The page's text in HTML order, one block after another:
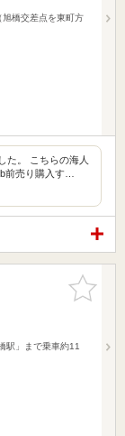
橋交差点を東町方
た。 こちらの海人
前売り購入す…
お気に入
りに追加
駅」まで乗車約11